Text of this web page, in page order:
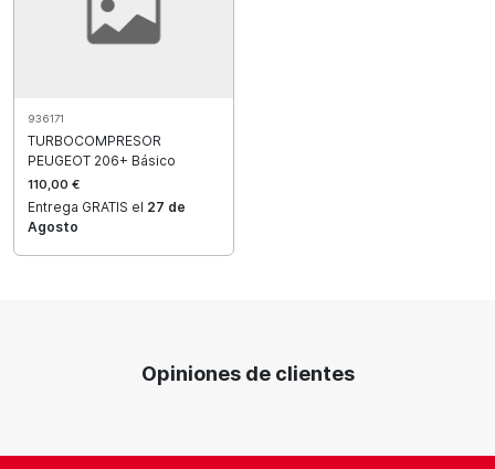
936171
TURBOCOMPRESOR
PEUGEOT 206+ Básico
110,00 €
Entrega GRATIS el 27 de
Agosto
Opiniones de clientes